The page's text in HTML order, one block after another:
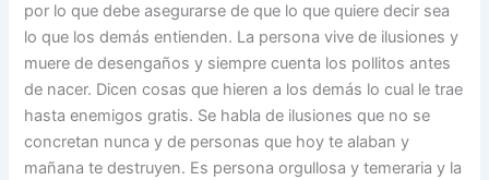
por lo que debe asegurarse de que lo que quiere decir sea
lo que los demás entienden. La persona vive de ilusiones y
muere de desengaños y siempre cuenta los pollitos antes
de nacer. Dicen cosas que hieren a los demás lo cual le trae
hasta enemigos gratis. Se habla de ilusiones que no se
concretan nunca y de personas que hoy te alaban y
mañana te destruyen. Es persona orgullosa y temeraria y la